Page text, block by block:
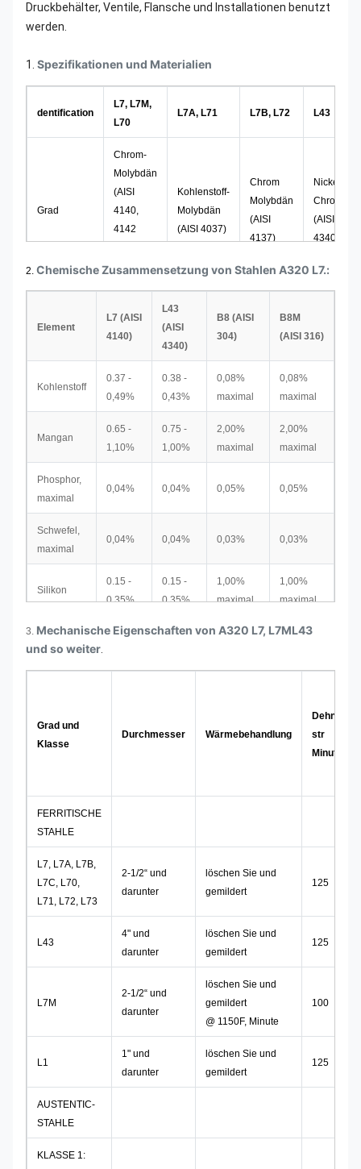
Druckbehälter, Ventile, Flansche und Installationen benutzt
werden.
1. Spezifikationen und Materialien
dentification
L7, L7M,
L70
L7A, L71 L7B, L72 L43
Grad
Chrom-
Molybdän
(AISI
4140,
4142
4145)
Kohlenstoff-
Molybdän
(AISI 4037)
Chrom
Molybdän
(AISI
4137)
Nickel-
Chrom
(AISI
4340)
2. Chemische Zusammensetzung von Stahlen A320 L7.:
Element
L7 (AISI
4140)
L43
(AISI
4340)
B8 (AISI
304)
B8M
(AISI 316)
Kohlenstoff
0.37 -
0,49%
0.38 -
0,43%
0,08%
maximal
0,08%
maximal
Mangan
0.65 -
1,10%
0.75 -
1,00%
2,00%
maximal
2,00%
maximal
Phosphor,
maximal
0,04% 0,04% 0,05% 0,05%
Schwefel,
maximal
0,04% 0,04% 0,03% 0,03%
Silikon
0.15 -
0,35%
0.15 -
0,35%
1,00%
maximal
1,00%
maximal
0.75 -
0.70 -
18.0 -
16.0 -
Molybdän
0.15 -
0.20 -
2.00 -
3. Mechanische Eigenschaften von A320 L7, L7ML43
und so weiter
Grad und
Klasse
Durchmesser Wärmebehandlung
str
Minute KSI
FERRITISCHE
STAHLE
L7, L7A, L7B,
L7C, L70,
L71, L72, L73
2-1/2“ und
darunter
löschen Sie und
gemildert
125
L43
4" und
darunter
löschen Sie und
gemildert
125
L7M
2-1/2“ und
darunter
löschen Sie und
gemildert
@ 1150F, Minute
100
L1
1" und
darunter
löschen Sie und
gemildert
125
AUSTENTIC-
STAHLE
KLASSE 1: